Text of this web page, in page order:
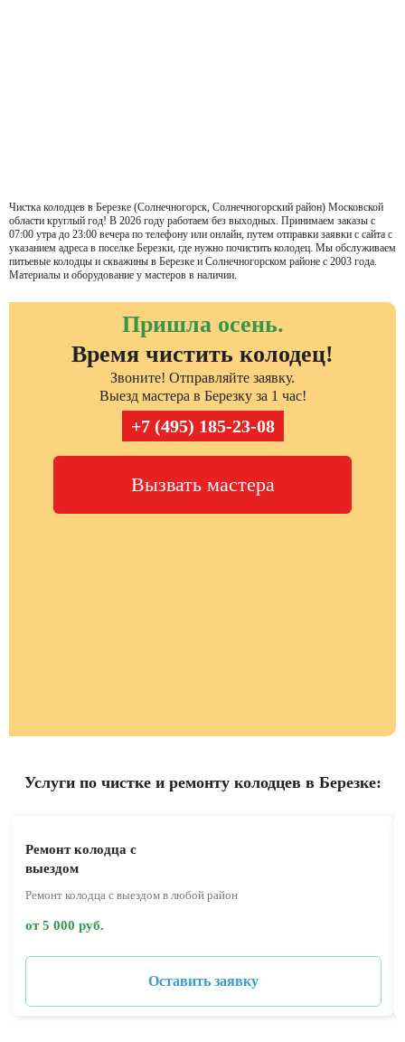
Чистка колодцев в Березке (Солнечногорск, Солнечногорский район) Московской
области круглый год! В 2026 году работаем без выходных. Принимаем заказы с
07:00 утра до 23:00 вечера по телефону или онлайн, путем отправки заявки с сайта с
указанием адреса в поселке Березки, где нужно почистить колодец. Мы обслуживаем
питьевые колодцы и скважины в Березке и Солнечногорском районе с 2003 года.
Материалы и оборудование у мастеров в наличии.
Пришла осень.
Время чистить колодец!
Звоните! Отправляйте заявку.
Выезд мастера в Березку за 1 час!
+7 (495) 185-23-08
Вызвать мастера
Услуги по чистке и ремонту колодцев в Березке:
Ремонт колодца с
выездом
Ремонт колодца с выездом в любой район
от 5 000 руб.
Оставить заявку